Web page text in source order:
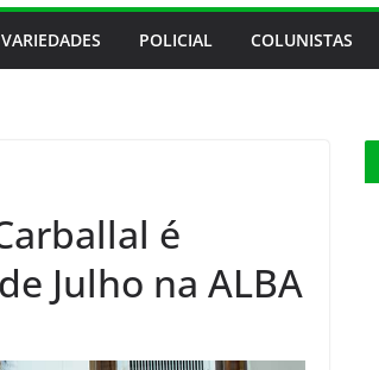
VARIEDADES POLICIAL COLUNISTAS
é
Julho na ALBA